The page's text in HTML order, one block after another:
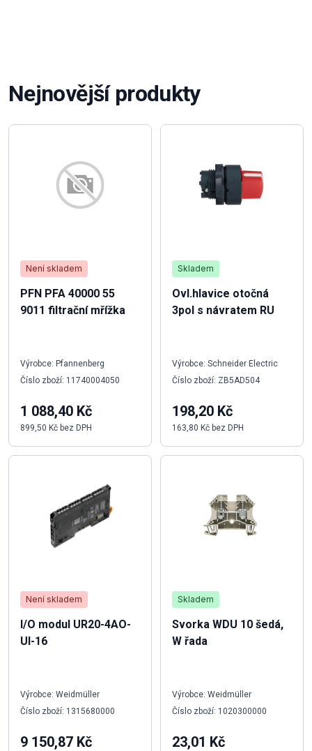
Nejnovější produkty
Není skladem
PFN PFA 40000 55
9011 filtrační mřížka
Výrobce: Pfannenberg
Číslo zboží: 11740004050
1 088,40 Kč
899,50 Kč bez DPH
Není skladem
I/O modul UR20-4AO-
UI-16
Výrobce: Weidmüller
Číslo zboží: 1315680000
9 150,87 Kč
Skladem
Ovl.hlavice otočná
3pol s návratem RU
Výrobce: Schneider Electric
Číslo zboží: ZB5AD504
198,20 Kč
163,80 Kč bez DPH
Skladem
Svorka WDU 10 šedá,
W řada
Výrobce: Weidmüller
Číslo zboží: 1020300000
23,01 Kč